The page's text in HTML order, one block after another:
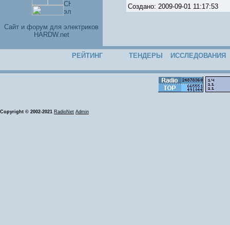
Cайт и форум для электриков
HARDW.net
Создано: 2009-09-01 11:17:53
РЕЙТИНГ ТЕНДЕРЫ ИССЛЕДОВАНИЯ
Copyright © 2002-2021 RadioNet Admin